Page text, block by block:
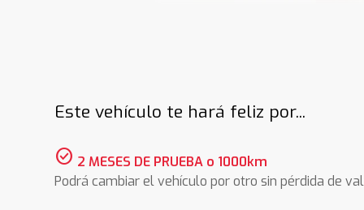
Este vehículo te hará feliz por...
check_circle 2 MESES DE PRUEBA o 1000km
Podrá cambiar el vehículo por otro sin pérdida de